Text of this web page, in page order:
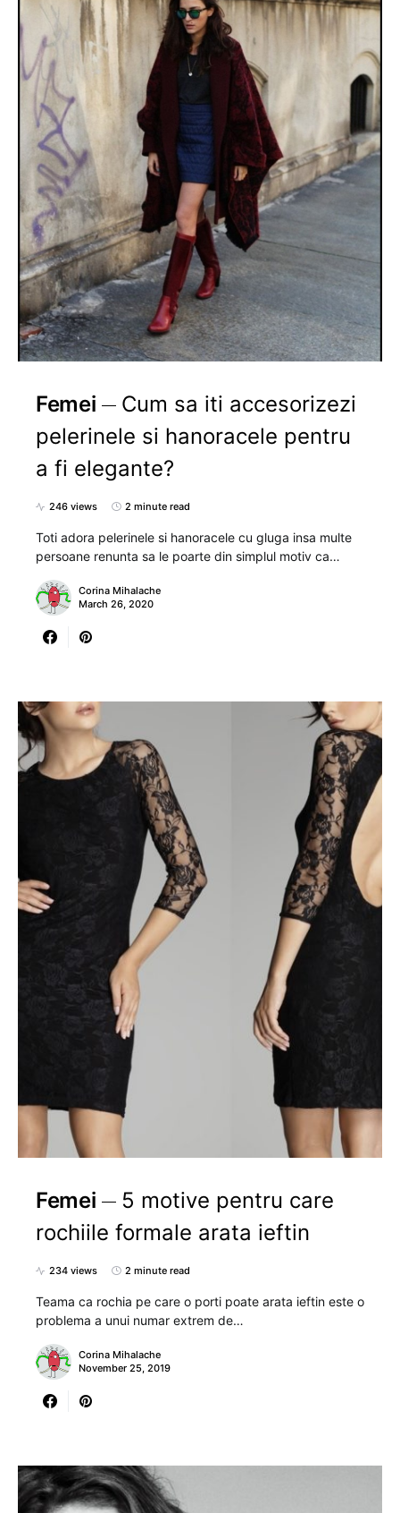
Femei
Cum sa iti accesorizezi
pelerinele si hanoracele pentru
a fi elegante?
246 views 2 minute read
Toti adora pelerinele si hanoracele cu gluga insa multe
persoane renunta sa le poarte din simplul motiv ca…
Corina Mihalache
March 26, 2020
Femei
5 motive pentru care
rochiile formale arata ieftin
234 views 2 minute read
Teama ca rochia pe care o porti poate arata ieftin este o
problema a unui numar extrem de…
Corina Mihalache
November 25, 2019